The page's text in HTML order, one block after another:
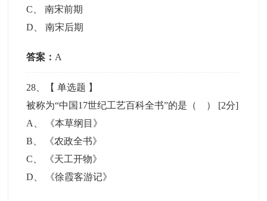
C 、南宋前期
D 、南宋后期
答案： A
28 、【单选题 】
被称为“中国17世纪工艺百科全书”的是（ ） [2分]
A
《本草纲目》
B
《农政全书》
C
《天工开物》
D
《徐霞客游记》